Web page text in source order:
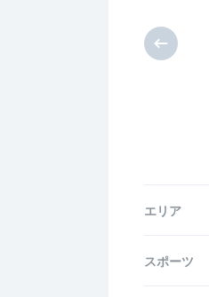
エリア
スポーツ